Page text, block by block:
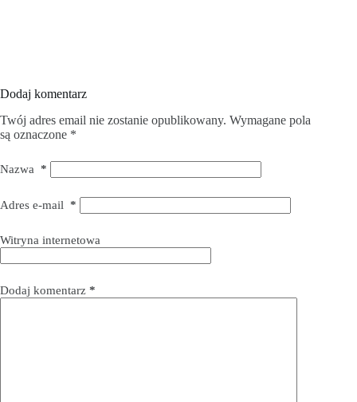
Dodaj komentarz
Twój adres email nie zostanie opublikowany. Wymagane pola
są oznaczone *
Nazwa *
Adres e-mail *
Witryna internetowa
Dodaj komentarz *